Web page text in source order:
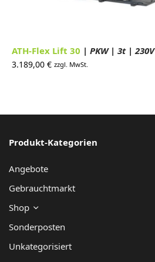
ATH-Flex Lift 30 | PKW | 3t | 230V
3.189,00 € zzgl. MwSt.
Produkt-Kategorien
Angebote
Gebrauchtmarkt
Shop
Sonderposten
Unkategorisiert